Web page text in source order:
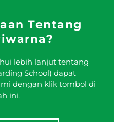
Tentang
lebih lanjut tentang
School) dapat
dengan klik tombol di
ini.